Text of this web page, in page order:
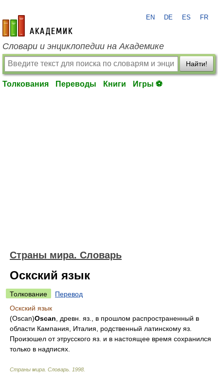
academic.ru
EN DE ES FR
Словари и энциклопедии на Академике
Найти!
Толкования Переводы Книги Игры ⚽
Страны мира. Словарь
Оскский язык
Толкование
Перевод
Оскский язык
(Oscan)Oscan , древн. яз., в прошлом распространенный в
области Кампания, Италия, родственный латинскому яз.
Произошел от этрусского яз. и в настоящее время сохранился
только в надписях.
Страны мира. Словарь 1998